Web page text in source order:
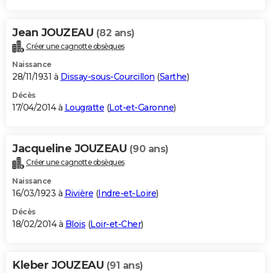
Jean JOUZEAU (82 ans)
Créer une cagnotte obsèques
Naissance
28/11/1931 à Dissay-sous-Courcillon (Sarthe)
Décès
17/04/2014 à Lougratte (Lot-et-Garonne)
Jacqueline JOUZEAU (90 ans)
Créer une cagnotte obsèques
Naissance
16/03/1923 à Rivière (Indre-et-Loire)
Décès
18/02/2014 à Blois (Loir-et-Cher)
Kleber JOUZEAU (91 ans)